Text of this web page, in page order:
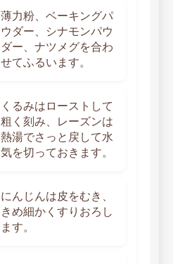
薄力粉、ベーキングパ
ウダー、シナモンパウ
ダー、ナツメグを合わ
せてふるいます。
くるみはローストして
粗く刻み、レーズンは
熱湯でさっと戻して水
気を切っておきます。
にんじんは皮をむき、
きめ細かくすりおろし
ます。